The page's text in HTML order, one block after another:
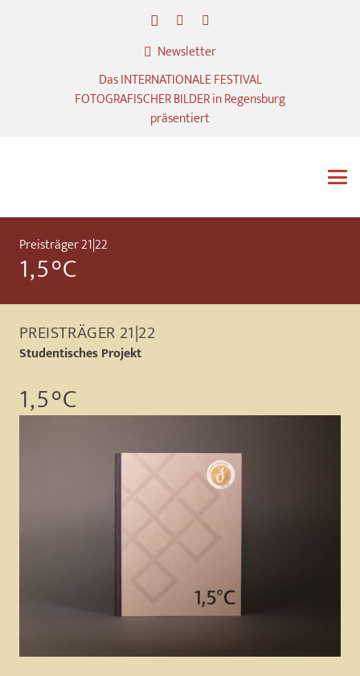
Newsletter
Das INTERNATIONALE FESTIVAL
FOTOGRAFISCHER BILDER in Regensburg
präsentiert
Preisträger 21|22
1,5°C
PREISTRÄGER 21|22
Studentisches Projekt
1,5°C